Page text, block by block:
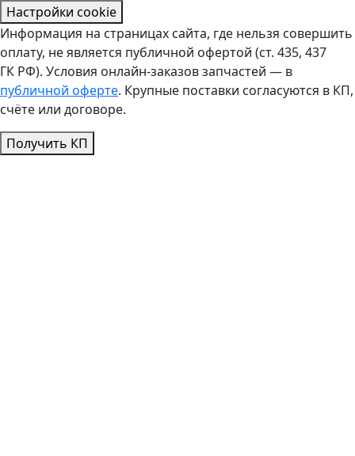
Настройки cookie
Информация на страницах сайта, где нельзя совершить
оплату, не является публичной офертой (ст. 435, 437
ГК РФ). Условия онлайн-заказов запчастей — в
публичной оферте. Крупные поставки согласуются в КП,
счёте или договоре.
Получить КП